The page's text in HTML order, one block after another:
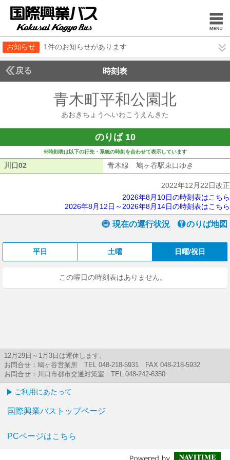
お知らせ 1件のお知らせがあります
戻る 時刻表
青木町平和公園北
あおきちょうへいわこうえんきた
のりば 10
※時刻表は以下の行先・系統の時刻を合わせて表示しています
川口02 青木線 鳩ヶ谷駅東口ゆき
2022年12月22日改正
2026年8月10日の時刻表はこちら
2026年8月12日～2026年8月14日の時刻表はこちら
現在の運行状況 のりば地図
平日 土曜 日曜/祝日
この曜日の時刻表はありません。
12月29日～1月3日は運休します。
お問合せ：鳩ヶ谷営業所 TEL 048-218-5931 FAX 048-218-5932
お問合せ：川口市都市交通対策室 TEL 048-242-6350
ご利用にあたって
国際興業バストップページ
PCページはこちら